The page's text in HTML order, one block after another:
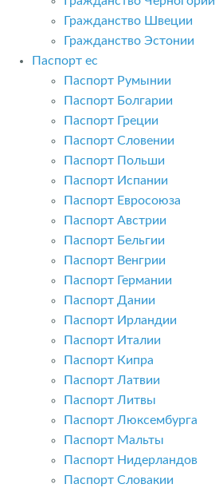
Гражданство Швеции
Гражданство Эстонии
Паспорт ес
Паспорт Румынии
Паспорт Болгарии
Паспорт Греции
Паспорт Словении
Паспорт Польши
Паспорт Испании
Паспорт Евросоюза
Паспорт Австрии
Паспорт Бельгии
Паспорт Венгрии
Паспорт Германии
Паспорт Дании
Паспорт Ирландии
Паспорт Италии
Паспорт Кипра
Паспорт Латвии
Паспорт Литвы
Паспорт Люксембурга
Паспорт Мальты
Паспорт Нидерландов
Паспорт Словакии